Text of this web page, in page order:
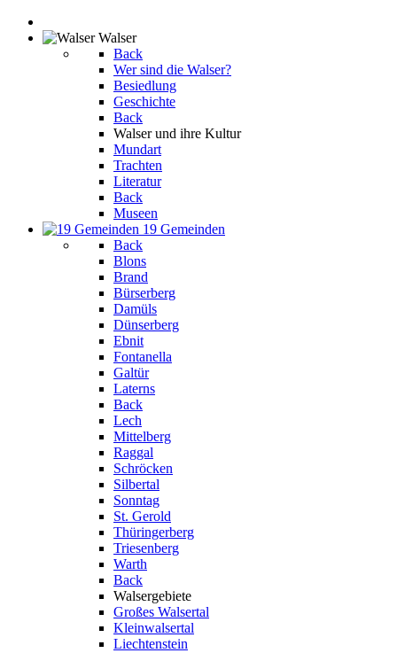
Walser
Back
Wer sind die Walser?
Besiedlung
Geschichte
Back
Walser und ihre Kultur
Mundart
Trachten
Literatur
Back
Museen
19 Gemeinden
Back
Blons
Brand
Bürserberg
Damüls
Dünserberg
Ebnit
Fontanella
Galtür
Laterns
Back
Lech
Mittelberg
Raggal
Schröcken
Silbertal
Sonntag
St. Gerold
Thüringerberg
Triesenberg
Warth
Back
Walsergebiete
Großes Walsertal
Kleinwalsertal
Liechtenstein